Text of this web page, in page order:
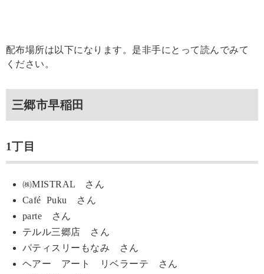
配布場所は以下になります。是非手にとって読んでみて
ください。
三郷市早稲田
1丁目
㈱MISTRAL さん
Café Puku さん
parte さん
テルル三郷店 さん
パティスリーもなみ さん
ヘアー アート リベラーテ さん